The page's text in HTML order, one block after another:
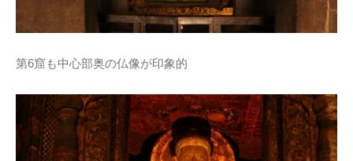
第6窟も中心部奥の仏像が印象的